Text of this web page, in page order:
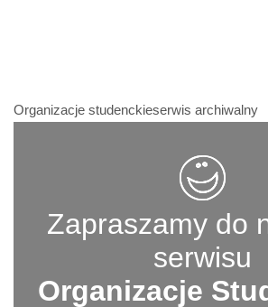
Organizacje studenckieserwis archiwalny
Zapraszamy do
serwisu
Organizacje